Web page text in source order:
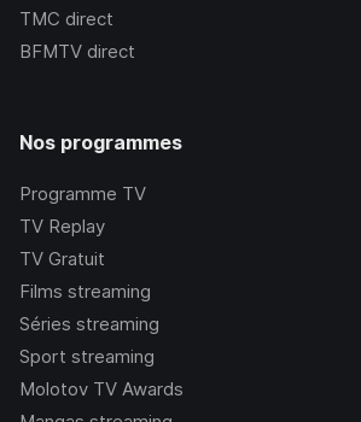
TMC direct
BFMTV direct
Nos programmes
Programme TV
TV Replay
TV Gratuit
Films streaming
Séries streaming
Sport streaming
Molotov TV Awards